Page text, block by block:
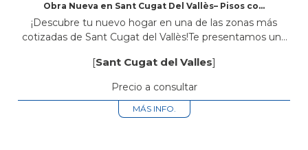
Obra Nueva en Sant Cugat Del Vallès– Pisos con
¡Descubre tu nuevo hogar en una de las zonas más
cotizadas de Sant Cugat del Vallès!Te presentamos una
Rius i Taulet...
[Sant Cugat del Valles]
Precio a consultar
MÁS INFO.